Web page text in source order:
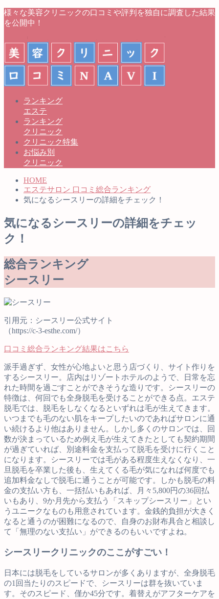
様々な美容クリニックの口コミや評判を独自に調査した結果
を公開中！
ランキング
エステ
ランキング
クリニック
クリニック特集
お悩み別
クリニック
HOME
エステサロン 口コミ総合ランキング
気になるシースリーの詳細をチェック！
気になるシースリーの詳細をチェッ
ク！
総合ランキング
シースリー
引用元：シースリー公式サイト
（https://c-3-esthe.com/）
口コミ総合ランキング結果はこちら
派手過ぎず、女性が心地よいと思う店づくり、サイト作りを
するシースリー。店内はリゾートホテルのようで、日常を忘
れた時間を過ごすことができそうな造りです。シースリーの
特徴は、何回でも全身脱毛を受けることができる点。エステ
脱毛では、脱毛をしなくなるといずれは毛が生えてきます。
いつまでも毛のない肌をキープしたいのであればサロンに通
い続けるより他はありません。しかし多くのサロンでは、回
数が決まっているため例え毛が生えてきたとしても契約期間
が過ぎていれば、別途料金を支払って脱毛を受けに行くこと
になります。シースリーでは毛がある程度生えなくなり、一
旦脱毛を卒業した後も、生えてくる毛が気になれば何度でも
追加料金なしで脱毛に通うことが可能です。しかも脱毛の料
金の支払い方も、一括払いもあれば、月々5,800円の36回払
いもあり、9か月先から支払う「スキップシースリー」とい
うユニークなものも用意されています。金銭的負担が大きく
なると通うのが困難になるので、自身のお財布具合と相談し
て「無理のない支払い」ができるのもいいですよね。
シースリークリニックのここがすごい！
日本には脱毛をしているサロンが多くありますが、全身脱毛
の1回当たりのスピードで、シースリーは群を抜いていま
す。そのスピード、僅か45分です。着替えがアフターケアを